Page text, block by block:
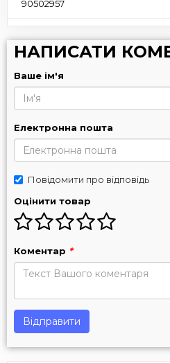
90502957
НАПИСАТИ
Ваше ім'я
Електронна пошта
Повідомити про відповідь
Оцінити товар
Коментар *
Відправити